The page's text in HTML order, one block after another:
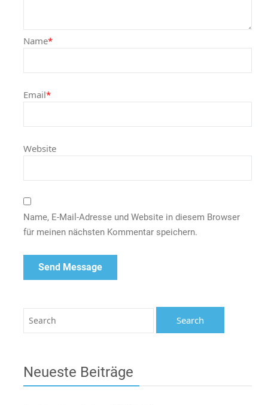
Name*
Email*
Website
Name, E-Mail-Adresse und Website in diesem Browser
für meinen nächsten Kommentar speichern.
Neueste Beiträge